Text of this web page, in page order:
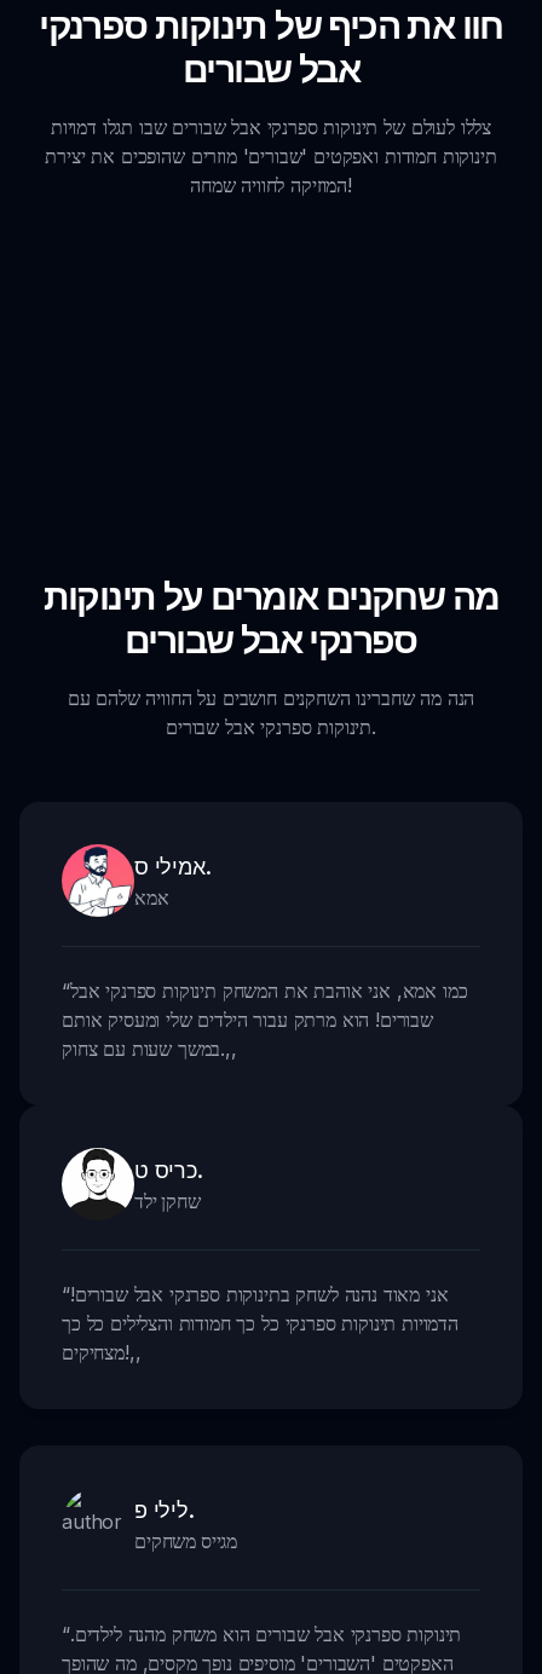
חוו את הכיף של תינוקות ספרנקי
אבל שבורים
צללו לעולם של תינוקות ספרנקי אבל שבורים שבו תגלו דמויות
תינוקות חמודות ואפקטים 'שבורים' מוזרים שהופכים את יצירת
המוזיקה לחוויה שמחה!
מה שחקנים אומרים על תינוקות
ספרנקי אבל שבורים
הנה מה שחברינו השחקנים חושבים על החוויה שלהם עם
תינוקות ספרנקי אבל שבורים.
אמילי ס.
אמא
“כמו אמא, אני אוהבת את המשחק תינוקות ספרנקי אבל
שבורים! הוא מרתק עבור הילדים שלי ומעסיק אותם
במשך שעות עם צחוק.,,
כריס ט.
שחקן ילד
“אני מאוד נהנה לשחק בתינוקות ספרנקי אבל שבורים!
הדמויות תינוקות ספרנקי כל כך חמודות והצלילים כל כך
מצחיקים!,,
לילי פ.
מגייס משחקים
“תינוקות ספרנקי אבל שבורים הוא משחק מהנה לילדים.
האפקטים 'השבורים' מוסיפים נופך מקסים, מה שהופך